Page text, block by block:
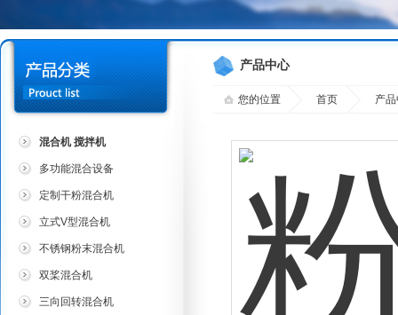
混合机 搅拌机
多功能混合设备
定制干粉混合机
立式V型混合机
不锈钢粉末混合机
双桨混合机
三向回转混合机
产品中心
您的位置 首页 产